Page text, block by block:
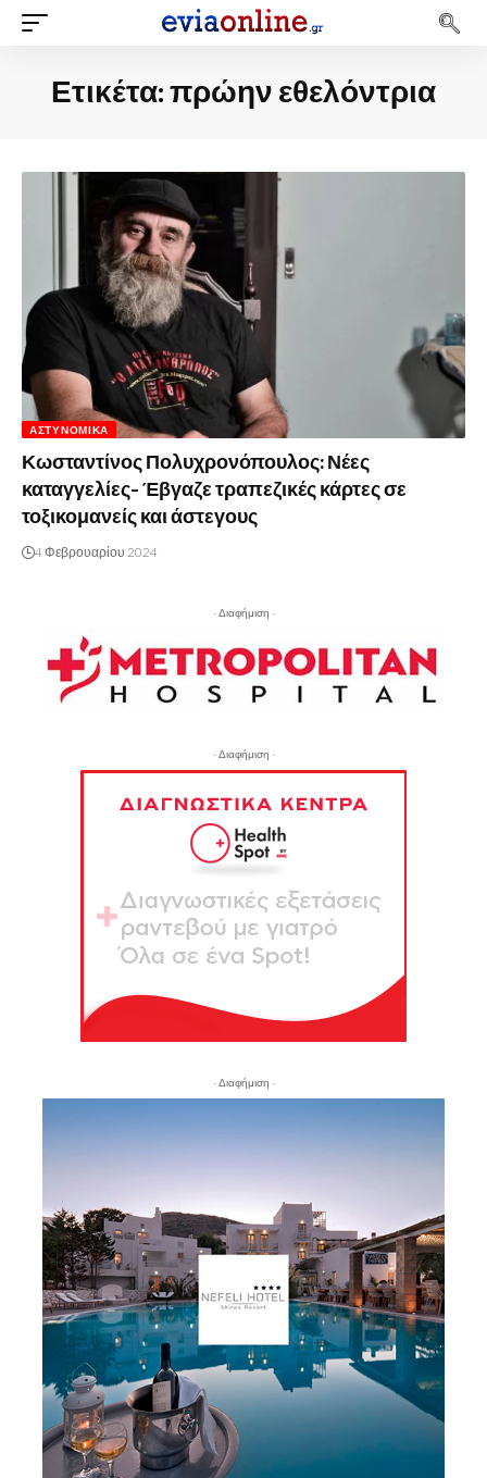
Ετικέτα:πρώην εθελόντρια
ΑΣΤΥΝΟΜΙΚΆ
Κωσταντίνος Πολυχρονόπουλος: Νέες
καταγγελίες- Έβγαζε τραπεζικές κάρτες σε
τοξικομανείς και άστεγους
4 Φεβρουαρίου 2024
- Διαφήμιση -
- Διαφήμιση -
- Διαφήμιση -